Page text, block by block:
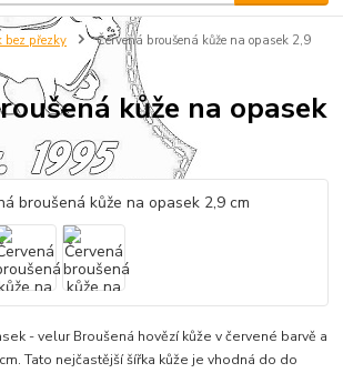
bez přezky
Červená broušená kůže na opasek 2,9
kůže na opasek
- velur Broušená hovězí kůže v červené barvě a
Tato nejčastější šířka kůže je vhodná do do